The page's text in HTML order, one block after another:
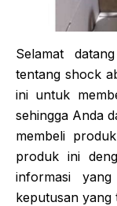
Selamat
tentang shock
ini untuk
sehingga Anda
membeli
produk ini
informasi
keputusan yang